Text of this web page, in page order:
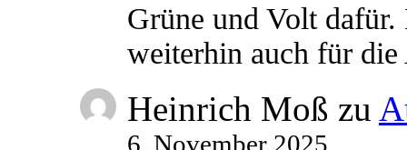
Grüne und Volt
weiterhin auch für
Heinrich Moß zu
6. November 2025